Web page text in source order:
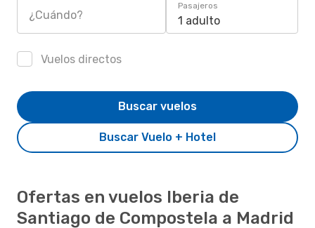
¿Cuándo?
Pasajeros
1 adulto
Vuelos directos
Buscar Vuelo + Hotel
Buscar vuelos
Ofertas en vuelos Iberia de
Santiago de Compostela a Madrid